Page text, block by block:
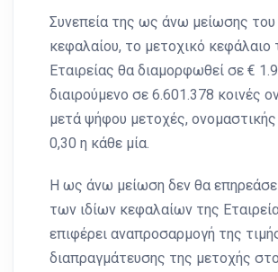
Συνεπεία της ως άνω μείωσης του
κεφαλαίου, το μετοχικό κεφάλαιο
Εταιρείας θα διαμορφωθεί σε €
διαιρούμενο σε 6.601.378 κοινές
μετά ψήφου μετοχές, ονομαστικής
0,30 η κάθε μία.
H ως άνω μείωση δεν θα
των ιδίων κεφαλαίων της
επιφέρει αναπροσαρμογή της
διαπραγμάτευσης της μετοχής στο